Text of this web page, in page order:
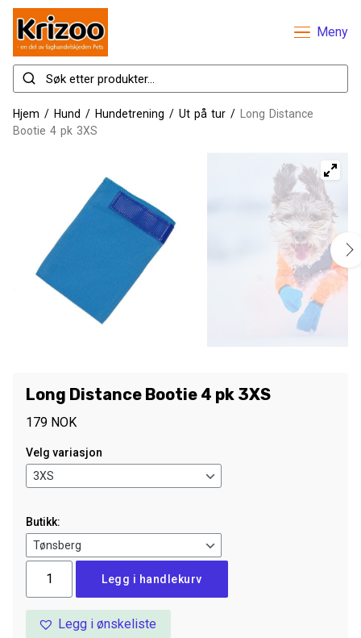
Meny
Hjem / Hund / Hundetrening / Ut på tur /
Long Distance
Bootie 4 pk 3XS
Long Distance Bootie 4 pk 3XS
179 NOK
Velg variasjon
Butikk:
Bootie
Legg i handlekurv
Legg i ønskeliste